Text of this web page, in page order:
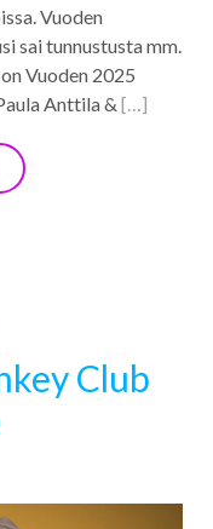
Vuoden
sai tunnustusta mm.
Vuoden 2025
Anttila & […]
Club